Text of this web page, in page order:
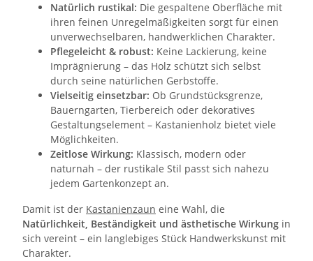
Natürlich rustikal: Die gespaltene Oberfläche mit
ihren feinen Unregelmäßigkeiten sorgt für einen
unverwechselbaren, handwerklichen Charakter.
Pflegeleicht & robust: Keine Lackierung, keine
Imprägnierung – das Holz schützt sich selbst
durch seine natürlichen Gerbstoffe.
Vielseitig einsetzbar: Ob Grundstücksgrenze,
Bauerngarten, Tierbereich oder dekoratives
Gestaltungselement – Kastanienholz bietet viele
Möglichkeiten.
Zeitlose Wirkung: Klassisch, modern oder
naturnah – der rustikale Stil passt sich nahezu
jedem Gartenkonzept an.
Damit ist der Kastanienzaun eine Wahl, die
Natürlichkeit, Beständigkeit und ästhetische Wirkung in
sich vereint – ein langlebiges Stück Handwerkskunst mit
Charakter.